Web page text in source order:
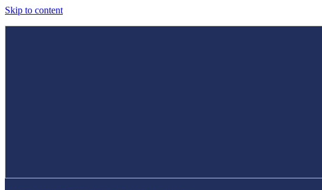
Skip to content